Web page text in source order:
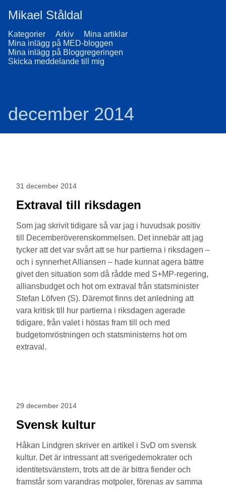
Mikael Ståldal
Kategorier Arkiv
Mina artiklar
Mina inlägg på MED-bloggen
Mina inlägg på Bloggregeringen
Skicka meddelande till mig
december 2014
31 december 2014
Extraval till riksdagen
Som jag skrivit tidigare så var jag i huvudsak positiv
till Decemberöverenskommelsen. Det innebär att jag
tycker att det var svårt att se hur partierna i riksdagen –
och i synnerhet Alliansen – hade kunnat agera bättre
givet den situation som då rådde med S+MP-regering,
alliansbudget och hot om extraval från statsminister
Stefan Löfven (S). Däremot finns det anledning att
vara kritisk till hur partierna i riksdagen agerade
tidigare, från valet i höstas fram till och med
budgetomröstningen och statsministerns hot om
extraval.
29 december 2014
Svensk kultur
Håkan Lindgren skriver en artikel i SvD om svensk
kultur. Det är intressant att sverigedemokrater och
identitetsvänstern, trots att de är bittra fiender och
framstår som varandras motpoler, förenas av samma